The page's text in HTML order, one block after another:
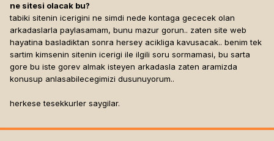
ne sitesi olacak bu?
tabiki sitenin icerigini ne simdi nede kontaga gececek olan
arkadaslarla paylasamam, bunu mazur gorun.. zaten site web
hayatina basladiktan sonra hersey acikliga kavusacak.. benim tek
sartim kimsenin sitenin icerigi ile ilgili soru sormamasi, bu sarta
gore bu iste gorev almak isteyen arkadasla zaten aramizda
konusup anlasabilecegimizi dusunuyorum..
herkese tesekkurler saygilar.